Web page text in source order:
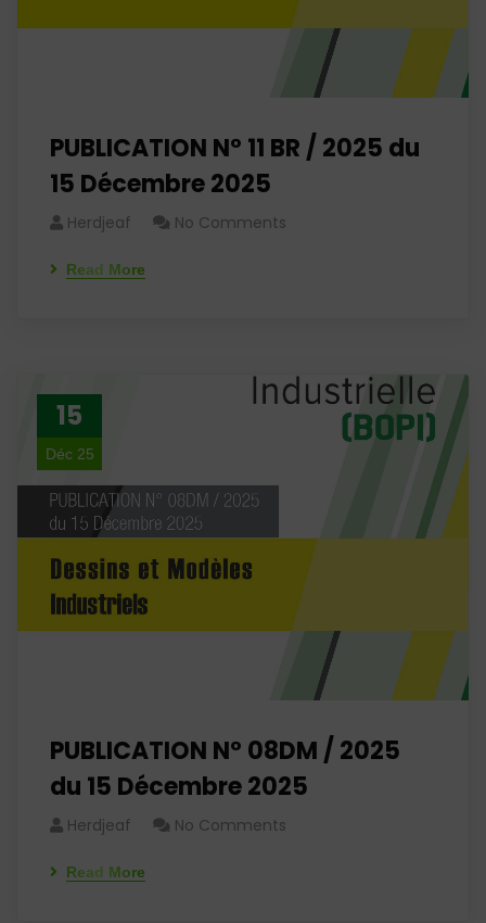
PUBLICATION N° 11 BR / 2025 du
15 Décembre 2025
Herdjeaf No Comments
Read More
15
Déc 25
PUBLICATION N° 08DM / 2025
du 15 Décembre 2025
Herdjeaf No Comments
Read More